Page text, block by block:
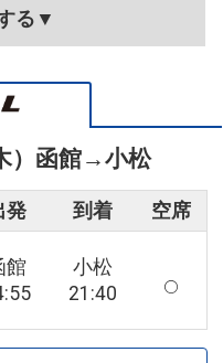
る▼
函館→小松
発 到着 空席
館
小松
21:40